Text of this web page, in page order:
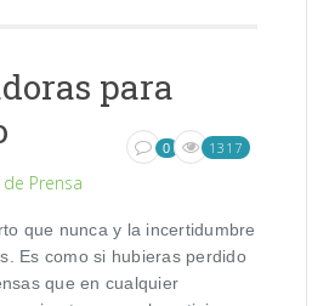
para
Prensa
0 1317
que nunca y la incertidumbre
Es como si hubieras perdido
que en cualquier